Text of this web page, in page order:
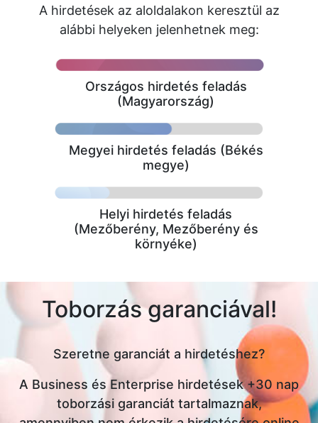
A hirdetések az aloldalakon keresztül az
alábbi helyeken jelenhetnek meg:
Országos hirdetés feladás
(Magyarország)
Megyei hirdetés feladás (Békés
megye)
Helyi hirdetés feladás
(Mezőberény, Mezőberény és
környéke)
Toborzás garanciával!
Szeretne garanciát a hirdetéshez?
A Business és Enterprise hirdetések +30 nap
toborzási garanciát tartalmaznak,